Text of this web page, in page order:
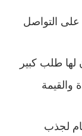
على التواصل
طلب كبير
لجذب